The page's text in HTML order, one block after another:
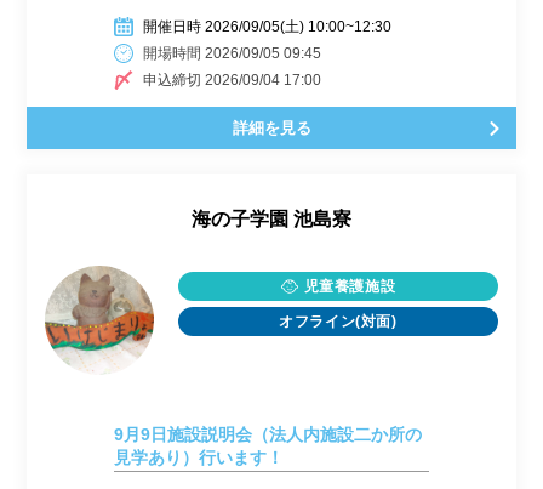
開催日時 2026/09/05(土) 10:00~12:30
開場時間 2026/09/05 09:45
申込締切 2026/09/04 17:00
詳細を見る
海の子学園 池島寮
児童養護施設
オフライン(対面)
9月9日施設説明会（法人内施設二か所の
見学あり）行います！